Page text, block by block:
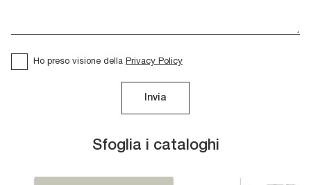
Sfoglia i cataloghi
Ho preso visione della Privacy Policy
Invia